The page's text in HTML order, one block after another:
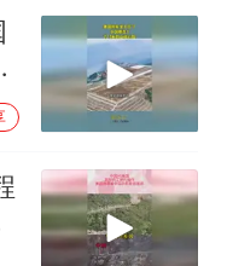
放菜刀的女孩，
我回家”改写了